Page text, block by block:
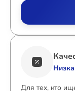
Для тех, кто